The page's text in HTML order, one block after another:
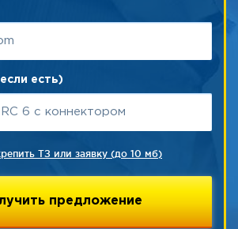
есть)
ТЗ или заявку (до 10 мб)